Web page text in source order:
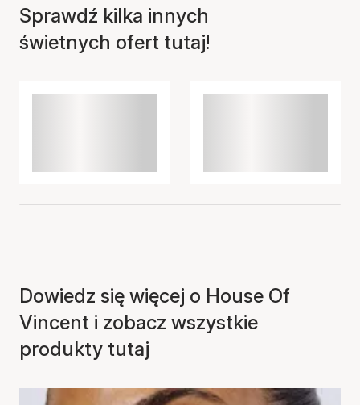
Przedmiot został dodany
Sprawdź kilka innych
świetnych ofert tutaj!
Dowiedz się więcej o House Of
Vincent i zobacz wszystkie
produkty tutaj